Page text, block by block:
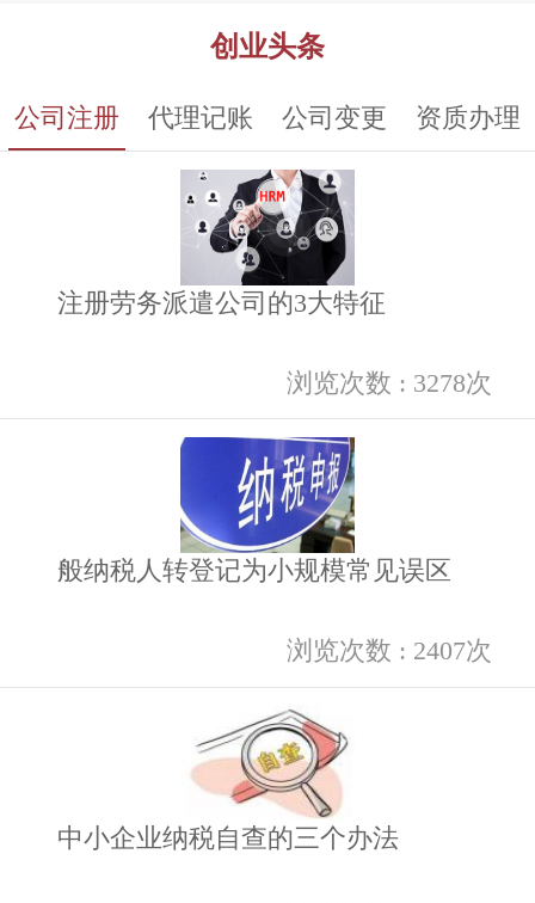
创业头条
公司注册 代理记账 公司变更 资质办理
注册劳务派遣公司的3大特征
浏览次数 : 3278次
般纳税人转登记为小规模常见误区
浏览次数 : 2407次
中小企业纳税自查的三个办法